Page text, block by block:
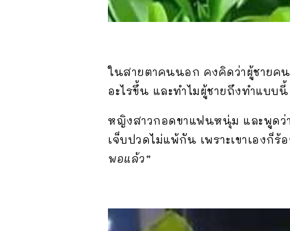
ในสายตาคนนอก คงคิดว่าผู้ชายค
อะไรขึ้น และทำไมผู้ชายถึงทำแบบนี้
หญิงสาวกอดขาแฟนหนุ่ม และพูดว่
เจ็บปวดไม่แพ้กัน เพราะเขาเองก็
พอแล้ว”